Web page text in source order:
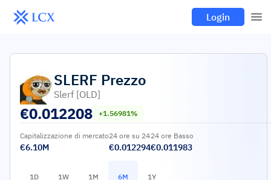
Login
SLERF Prezzo
Slerf [OLD]
€0.012208 +1.56981%
Capitalizzazione di mercato
€6.10M
24 ore su 24
€0.012294
24 ore Basso
€0.011983
1D 1W 1M 6M 1Y